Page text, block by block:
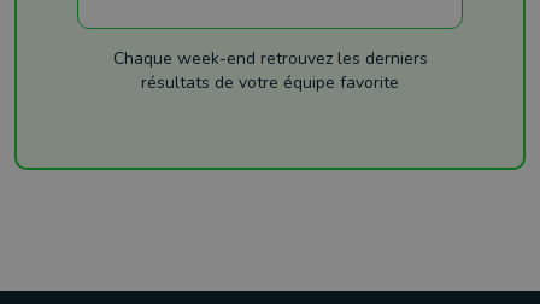
Chaque week-end retrouvez les derniers
résultats de votre équipe favorite